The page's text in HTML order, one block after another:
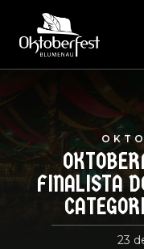
FINALISTA
23